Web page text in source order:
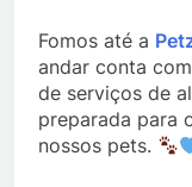
Fomos até a
andar conta
de serviços de
preparada para
nossos pets.